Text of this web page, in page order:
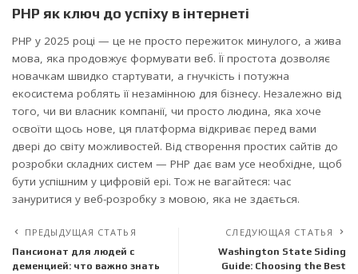
PHP як ключ до успіху в інтернеті
PHP у 2025 році — це не просто пережиток минулого, а жива
мова, яка продовжує формувати веб. Її простота дозволяє
новачкам швидко стартувати, а гнучкість і потужна
екосистема роблять її незамінною для бізнесу. Незалежно від
того, чи ви власник компанії, чи просто людина, яка хоче
освоїти щось нове, ця платформа відкриває перед вами
двері до світу можливостей. Від створення простих сайтів до
розробки складних систем — PHP дає вам усе необхідне, щоб
бути успішним у цифровій ері. Тож не вагайтеся: час
зануритися у веб-розробку з мовою, яка не здається.
ПРЕДЫДУЩАЯ СТАТЬЯ
Пансионат для людей с
деменцией: что важно знать
СЛЕДУЮЩАЯ СТАТЬЯ
Washington State Siding
Guide: Choosing the Best